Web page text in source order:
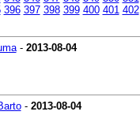
396 397 398 399 400 401 402
- 2013-08-04
- 2013-08-04